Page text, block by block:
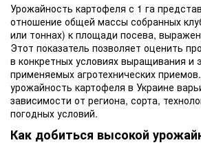
Урожайность картофеля с 1 га
отношение общей массы собранных
или тоннах) к площади посева,
Этот показатель позволяет оценить
в конкретных условиях выращивания и
применяемых агротехнических
урожайность картофеля в Украине
зависимости от региона, сорта,
погодных условий.
Как добиться высокой